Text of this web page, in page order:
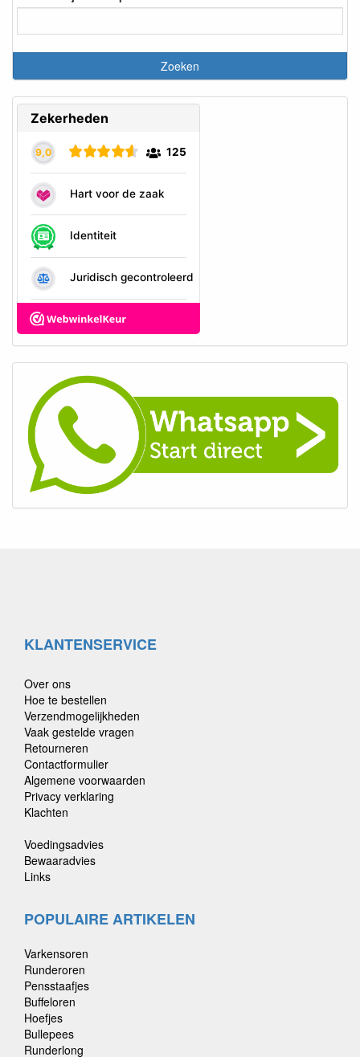
KLANTENSERVICE
Over ons
Hoe te bestellen
Verzendmogelijkheden
Vaak gestelde vragen
Retourneren
Contactformulier
Algemene voorwaarden
Privacy verklaring
Klachten
Voedingsadvies
Bewaaradvies
Links
POPULAIRE ARTIKELEN
Varkensoren
Runderoren
Pensstaafjes
Buffeloren
Hoefjes
Bullepees
Runderlong